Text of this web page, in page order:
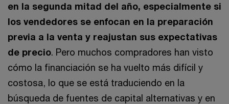
en la segunda mitad del año, especialmente si
los vendedores se enfocan en la preparación
previa a la venta y reajustan sus expectativas
de precio. Pero muchos compradores han visto
cómo la financiación se ha vuelto más difícil y
costosa, lo que se está traduciendo en la
búsqueda de fuentes de capital alternativas y en